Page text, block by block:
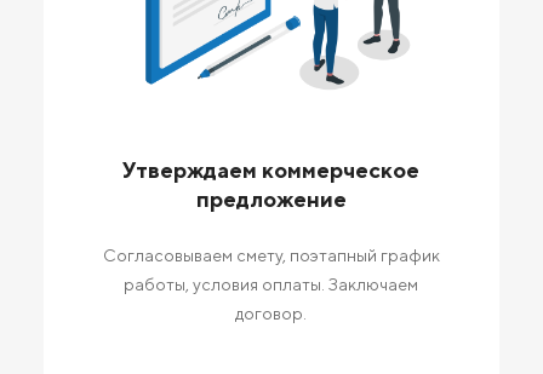
Утверждаем коммерческое
предложение
Согласовываем смету, поэтапный график
работы, условия оплаты. Заключаем
договор.